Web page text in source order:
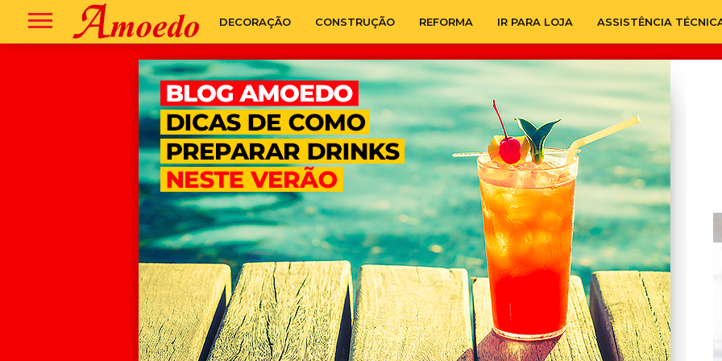
DECORAÇÃO CONSTRUÇÃO REFORMA IR PARA LOJA ASSISTÊNCIA